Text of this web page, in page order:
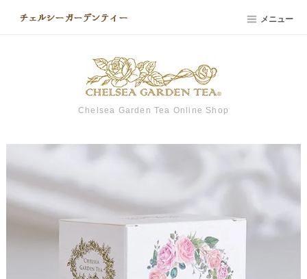
メニュー
Chelsea Garden Tea Online Shop